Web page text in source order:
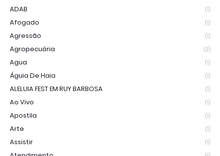
ADAB (1)
Afogado (1)
Agressão (1)
Agropecuária (2)
Agua (1)
Águia De Haia (1)
ALELUIA FEST EM RUY BARBOSA (1)
Ao Vivo (1)
Apostila (1)
Arte (1)
Assistir (1)